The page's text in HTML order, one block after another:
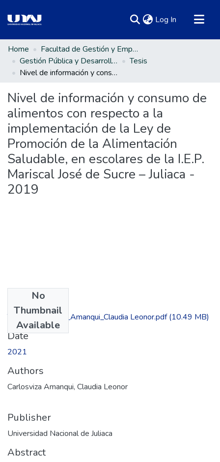
Log In (current)
Communities & Collections
All of DSpace
Statistics
Home
Facultad de Gestión y Emprendimiento Empresarial
Gestión Pública y Desarrollo Social
Tesis
Nivel de información y consumo de alimentos con respecto a la implementación de la Ley de Promoción de la Alimentación Saludable, en escolares de la I.E.P. Mariscal José de Sucre – Juliaca - 2019
Nivel de información y consumo de
alimentos con respecto a la
implementación de la Ley de
Promoción de la Alimentación
Saludable, en escolares de la I.E.P.
Mariscal José de Sucre – Juliaca -
2019
No
Thumbnail
Available
TESIS_Carlosviza_Amanqui_Claudia Leonor.pdf(10.49 MB)
Date
2021
Authors
Carlosviza Amanqui, Claudia Leonor
Publisher
Universidad Nacional de Juliaca
Abstract